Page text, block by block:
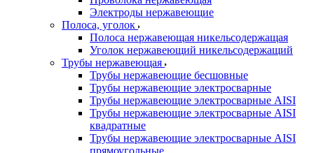
Электроды нержавеющие
Полоса, уголок
Полоса нержавеющая никельсодержащая
Уголок нержавеющий никельсодержащий
Трубы нержавеющая
Трубы нержавеющие бесшовные
Трубы нержавеющие электросварные
Трубы нержавеющие электросварные AISI
Трубы нержавеющие электросварные AISI
квадратные
Трубы нержавеющие электросварные AISI
прямоугольные